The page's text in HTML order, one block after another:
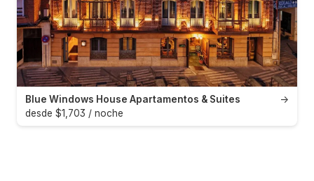
→
Blue Windows House Apartamentos & Suites
desde $1,703 / noche